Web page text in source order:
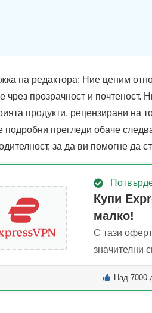
на редактора: Ние ценим
чрез прозрачност и почтеност.
продукти, рецензирани на
подробни прегледи обаче
за да ви помогне да
Купи
малко!
С тази
значителни
Над 7000